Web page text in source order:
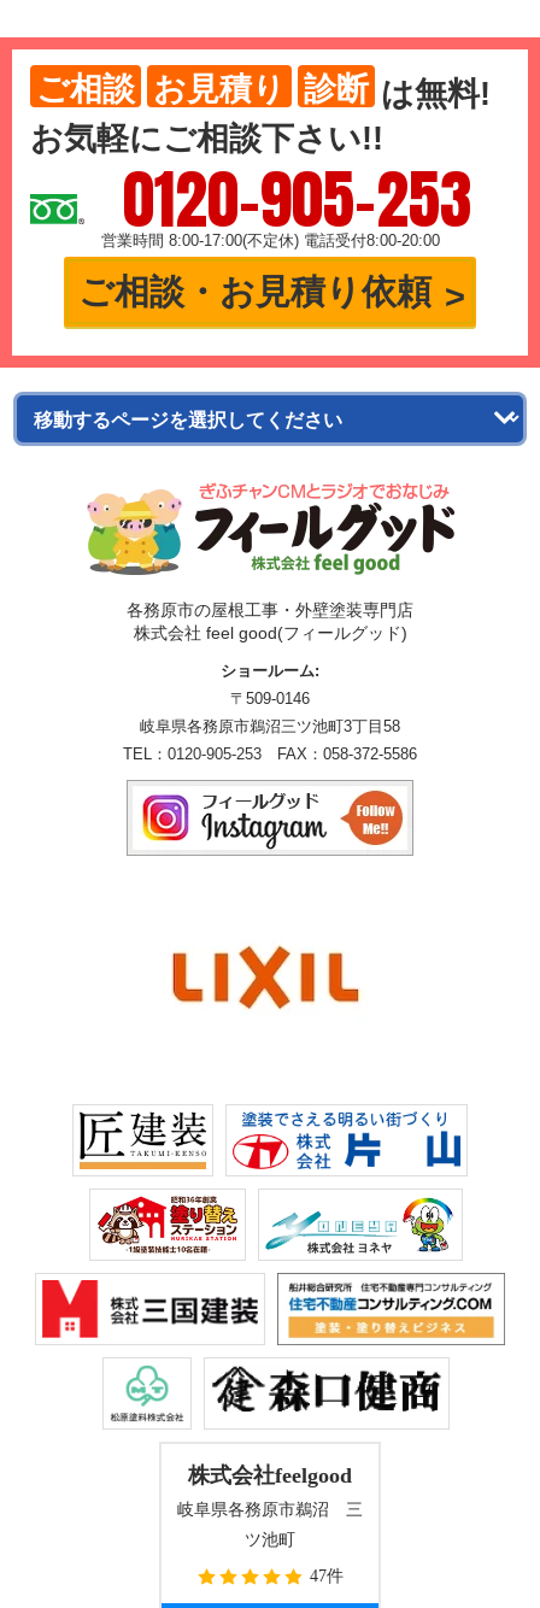
ご相談 お見積り 診断 は無料!
お気軽にご相談下さい!!
0120-905-253
営業時間 8:00-17:00(不定休) 電話受付8:00-20:00
ご相談・お見積り依頼
各務原市の屋根工事・外壁塗装専門店
株式会社 feel good(フィールグッド)
ショールーム:
〒509-0146
岐阜県各務原市鵜沼三ツ池町3丁目58
TEL： 0120-905-253 FAX：058-372-5586
株式会社feelgood
岐阜県各務原市鵜沼 三
ツ池町
47件